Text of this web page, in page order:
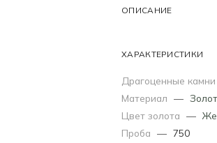
ОПИСАНИЕ
ХАРАКТЕРИСТИКИ
Драгоценные камни
Материал —
Цвет золота —
Проба — 750